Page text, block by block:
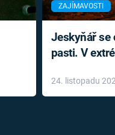
ZAJÍMAVOSTI
Jeskyňář se
pasti. V
24. listopadu